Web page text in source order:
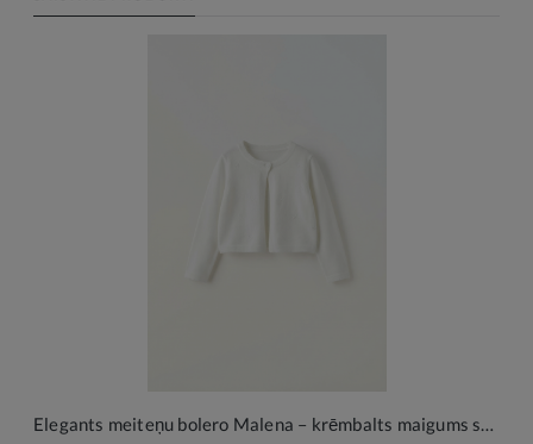
Elegants meiteņu bolero Malena – krēmbalts maigums svētku brīžiem